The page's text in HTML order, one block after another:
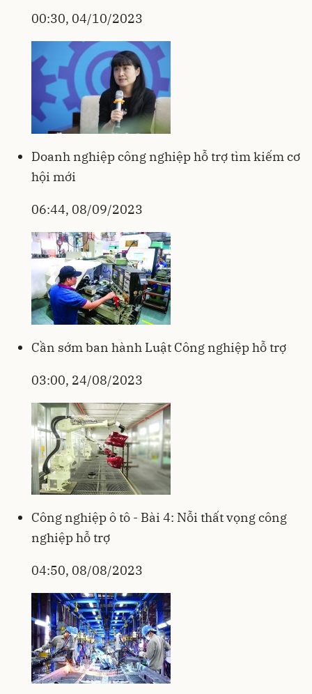
00:30, 04/10/2023
Doanh nghiệp công nghiệp hỗ trợ tìm kiếm cơ
hội mới
06:44, 08/09/2023
Cần sớm ban hành Luật Công nghiệp hỗ trợ
03:00, 24/08/2023
Công nghiệp ô tô - Bài 4: Nỗi thất vọng công
nghiệp hỗ trợ
04:50, 08/08/2023